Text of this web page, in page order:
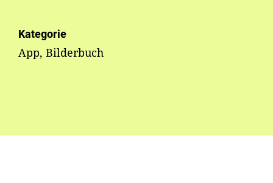
Kategorie
App, Bilderbuch